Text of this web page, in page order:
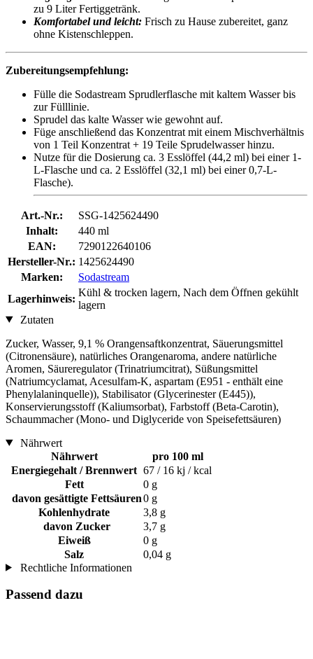
zu 9 Liter Fertiggetränk.
Komfortabel und leicht: Frisch zu Hause zubereitet, ganz
ohne Kistenschleppen.
Zubereitungsempfehlung:
Fülle die Sodastream Sprudlerflasche mit kaltem Wasser bis
zur Fülllinie.
Sprudel das kalte Wasser wie gewohnt auf.
Füge anschließend das Konzentrat mit einem Mischverhältnis
von 1 Teil Konzentrat + 19 Teile Sprudelwasser hinzu.
Nutze für die Dosierung ca. 3 Esslöffel (44,2 ml) bei einer 1-
L-Flasche und ca. 2 Esslöffel (32,1 ml) bei einer 0,7-L-
Flasche).
Art.-Nr.:
SSG-1425624490
Inhalt:
440 ml
EAN:
7290122640106
Hersteller-Nr.: 1425624490
Marken:
Sodastream
Lagerhinweis:
Kühl & trocken lagern, Nach dem Öffnen gekühlt
lagern
Zutaten
Zucker, Wasser, 9,1 % Orangensaftkonzentrat, Säuerungsmittel
(Citronensäure), natürliches Orangenaroma, andere natürliche
Aromen, Säureregulator (Trinatriumcitrat), Süßungsmittel
(Natriumcyclamat, Acesulfam-K, aspartam (E951 - enthält eine
Phenylalaninquelle)), Stabilisator (Glycerinester (E445)),
Konservierungsstoff (Kaliumsorbat), Farbstoff (Beta-Carotin),
Schaummacher (Mono- und Diglyceride von Speisefettsäuren)
Nährwert
Nährwert
pro 100 ml
Energiegehalt / Brennwert 67 / 16 kj / kcal
Fett
0 g
davon gesättigte Fettsäuren0 g
Kohlenhydrate
3,8 g
davon Zucker
3,7 g
Eiweiß
0 g
Salz
0,04 g
Rechtliche Informationen
Passend dazu